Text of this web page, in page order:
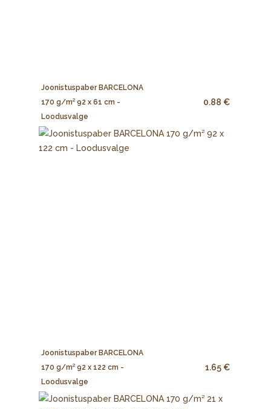
Joonistuspaber BARCELONA
170 g/m² 92 x 61 cm -
Loodusvalge
0.88 €
Joonistuspaber BARCELONA
170 g/m² 92 x 122 cm -
Loodusvalge
1.65 €